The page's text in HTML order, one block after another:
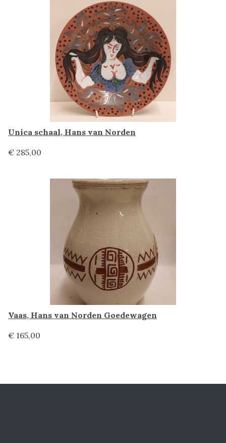
Unica schaal, Hans van Norden
€ 285,00
Vaas, Hans van Norden Goedewagen
€ 165,00